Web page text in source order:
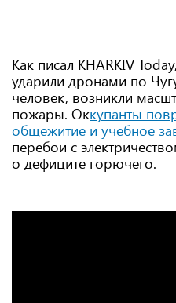
Как писал KHARKIV
ударили дронами по
человек, возникли
пожары. Оккупанты
общежитие и учебное
перебои с
о дефиците горючего.